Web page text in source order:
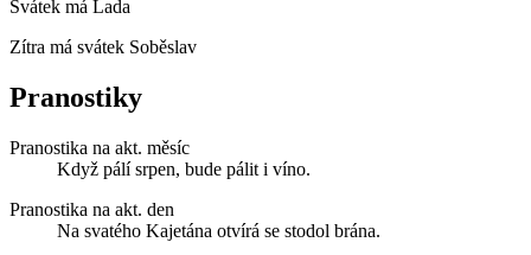
Svátek má Lada
Zítra má svátek Soběslav
Pranostiky
Pranostika na akt. měsíc
Když pálí srpen, bude pálit i víno.
Pranostika na akt. den
Na svatého Kajetána otvírá se stodol brána.